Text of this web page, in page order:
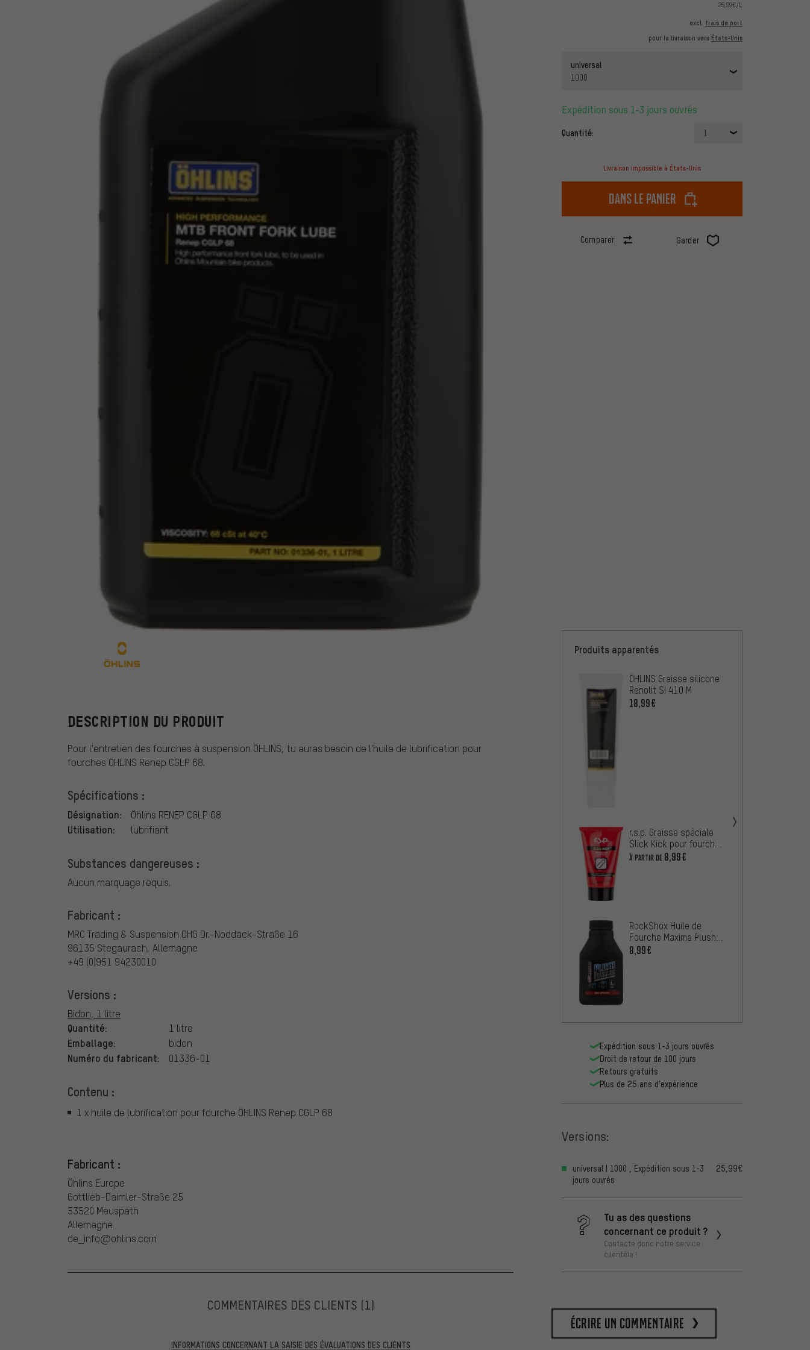
25,99€/L
excl. frais de port
pour la livraison vers États-Unis
universal
1000
Expédition sous 1-3 jours ouvrés
Quantité: 1
Livraison impossible à États-Unis
dans le panier
Comparer Garder
DESCRIPTION DU PRODUIT
Pour l'entretien des fourches à suspension ÖHLINS, tu auras besoin de l'huile de lubrification pour
fourches ÖHLINS Renep CGLP 68.
Spécifications :
Désignation: Öhlins RENEP CGLP 68
Utilisation: lubrifiant
Substances dangereuses :
Aucun marquage requis.
Fabricant :
MRC Trading & Suspension OHG Dr.-Noddack-Straße 16
96135 Stegaurach, Allemagne
+49 (0)951 94230010
Versions :
Bidon, 1 litre
Quantité: 1 litre
Emballage: bidon
Numéro du fabricant: 01336-01
Contenu :
1 x huile de lubrification pour fourche ÖHLINS Renep CGLP 68
Fabricant :
Öhlins Europe
Gottlieb-Daimler-Straße 25
53520 Meuspath
Allemagne
de_info@ohlins.com
Produits apparentés
ÖHLINS Graisse silicone
Renolit SI 410 M
18,99€
r.s.p. Graisse spéciale
Slick Kick pour fourches
et amortisseurs
À PARTIR DE 8,99€
RockShox Huile de
Fourche Maxima Plush
Dynamic Light
8,99€
Expédition sous 1-3 jours ouvrés
Droit de retour de 100 jours
Retours gratuits
Plus de 25 ans d'expérience
Versions:
universal | 1000 , Expédition sous 1-3
jours ouvrés
25,99€
Tu as des questions
concernant ce produit ?
Contacte donc notre service
clientèle !
COMMENTAIRES DES CLIENTS (1)
INFORMATIONS CONCERNANT LA SAISIE DES ÉVALUATIONS DES CLIENTS
Écrire un commentaire